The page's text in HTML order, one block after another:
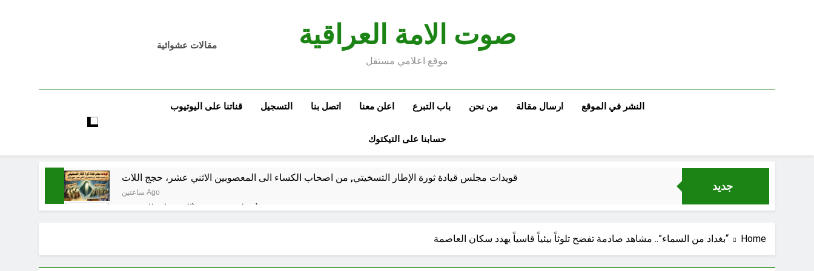
صوت الامة العراقية
موقع اعلامي مستقل
مقالات عشوائية
النشر في الموقع ارسال مقالة من نحن باب التبرع اعلن معنا اتصل بنا التسجيل قناتنا على اليوتيوب
حسابنا على التيكتوك
جديد
قويدات مجلس قيادة ثورة الإطار التسخيتي, من اصحاب الكساء الى المعصوبين الاثني عشر، حجج اللات
ساعتين Ago
مجلس حسيني (الاستجابة للنصيحة)
الكاتبان باقر الزبيدي ورياض سعد يحذران من الجولاني (ح 2) (فاذا سجدوا فليكونوا من ورائكم)
من كان المستفيد الأكبر من الغزو العراقي للكويت؟ الإنسان العراقي بين ضياع الهوية الوطنية وجدلية بناء الدولة
Home “بغداد من السماء”.. مشاهد صادمة تفضح تلوثاً بيئياً قاسياً يهدد سكان العاصمة